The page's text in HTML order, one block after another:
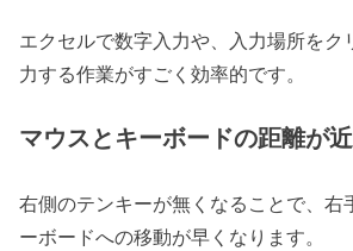
エクセルで数字入力や、入力場所をク
力する作業がすごく効率的です。
マウスとキーボードの距離が
右側のテンキーが無くなることで、右
ーボードへの移動が早くなります。